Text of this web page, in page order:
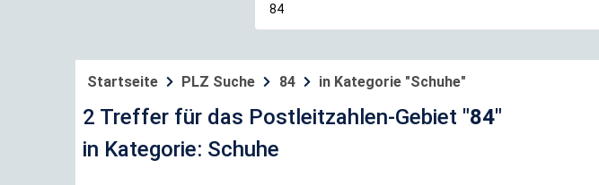
Startseite PLZ Suche 84 in Kategorie "Schuhe"
2 Treffer für das Postleitzahlen-Gebiet "84"
in Kategorie: Schuhe